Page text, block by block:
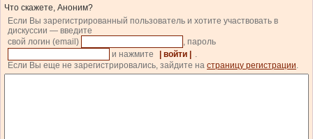
Что скажете, Аноним?
Если Вы зарегистрированный пользователь и хотите участвовать в
дискуссии — введите
свой логин (email)
, пароль
и нажмите
| войти |
.
Если Вы еще не зарегистрировались, зайдите на страницу регистрации.